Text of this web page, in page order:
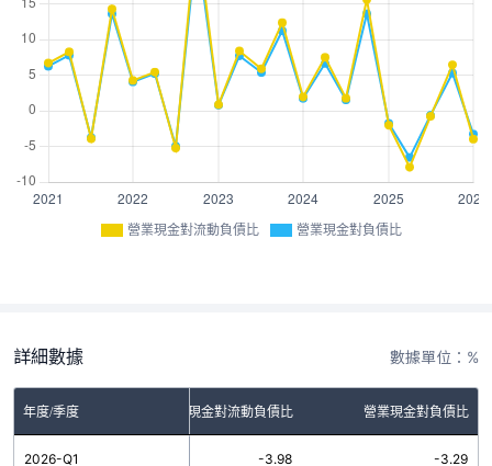
營業現金對流動負債比 營業現金對負債比
詳細數據 數據單位：%
年度/季度 營業現金對流動負債比 營業現金對負債比
2026-Q1 -3.98 -3.29